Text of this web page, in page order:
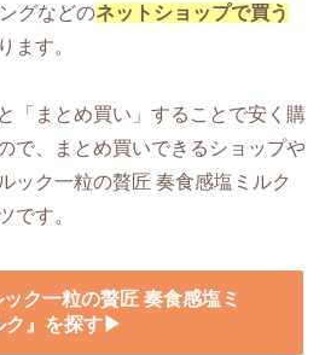
グなどのネットショップで買う
ます。
「まとめ買い」することで安く購
で、まとめ買いできるショップや
ック一粒の贅匠 奏食感塩ミルク
です。
ク一粒の贅匠 奏食感塩ミ
ク』を探す▶